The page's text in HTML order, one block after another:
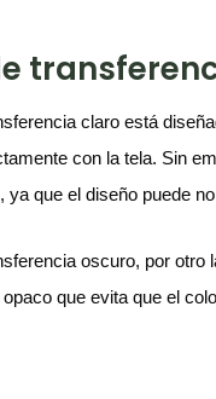
claro está
con la tela. Sin
ya que el diseño puede
oscuro, por
que evita que el